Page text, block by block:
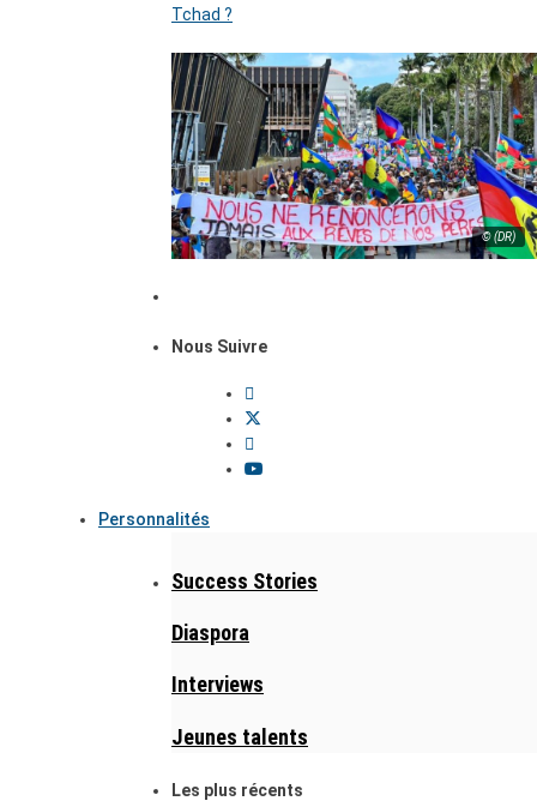
Tchad ?
© (DR)
Nous Suivre
Personnalités
Success Stories
Diaspora
Interviews
Jeunes talents
Les plus récents